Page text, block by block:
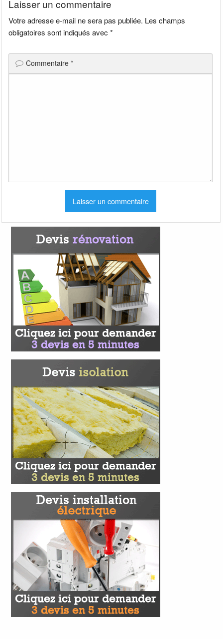
Laisser un commentaire
Votre adresse e-mail ne sera pas publiée. Les champs
obligatoires sont indiqués avec*
Commentaire*